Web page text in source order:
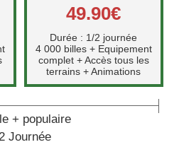
49.90€
Durée : 1/2 journée
4 000 billes + Equipement
complet + Accès tous les
terrains + Animations
+ populaire
Journée